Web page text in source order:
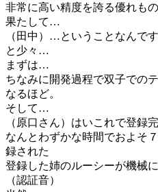
非常に高い精度を誇る優れもの
果たして…
（田中）…ということなんで
と少々…
まずは…
ちなみに開発過程で双子での
なるほど。
そして…
（原口さん）はいこれで登録
なんとわずかな時間でおよそ
録された
登録した姉のルーシーが機械
（認証音）